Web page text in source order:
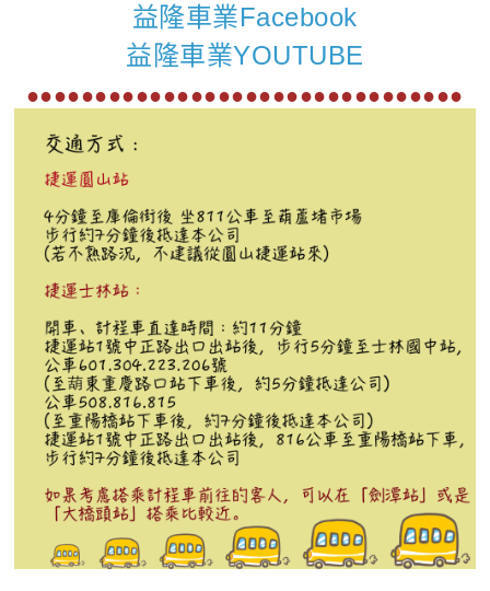
益隆車業Facebook
益隆車業YOUTUBE
●●●●●●●●●●●●●●●●●●●●●●●●●●●●●●●●